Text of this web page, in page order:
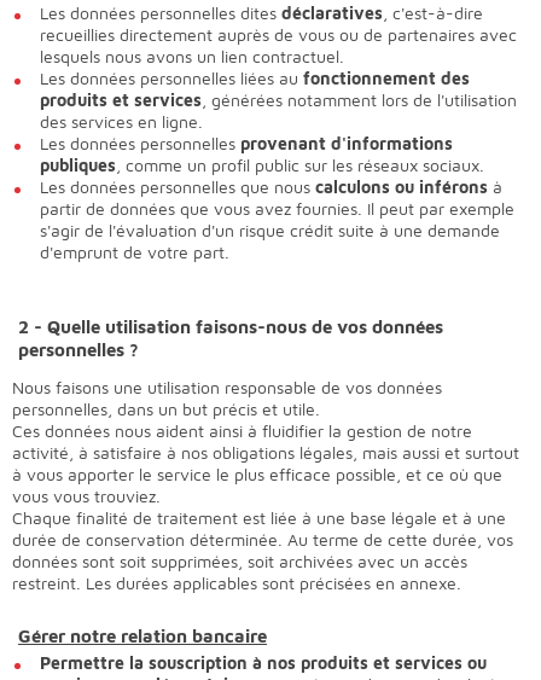
Les données personnelles dites déclaratives , c'est-à-dire
recueillies directement auprès de vous ou de partenaires avec
lesquels nous avons un lien contractuel.
Les données personnelles liées au fonctionnement des
produits et services , générées notamment lors de l'utilisation
des services en ligne.
Les données personnelles provenant d'informations
publiques , comme un profil public sur les réseaux sociaux.
Les données personnelles que nous calculons ou inférons à
partir de données que vous avez fournies. Il peut par exemple
s'agir de l'évaluation d'un risque crédit suite à une demande
d'emprunt de votre part.
2 - Quelle utilisation faisons-nous de vos données
personnelles ?
Nous faisons une utilisation responsable de vos données
personnelles, dans un but précis et utile.
Ces données nous aident ainsi à fluidifier la gestion de notre
activité, à satisfaire à nos obligations légales, mais aussi et surtout
à vous apporter le service le plus efficace possible, et ce où que
vous vous trouviez.
Chaque finalité de traitement est liée à une base légale et à une
durée de conservation déterminée. Au terme de cette durée, vos
données sont soit supprimées, soit archivées avec un accès
restreint. Les durées applicables sont précisées en annexe.
Gérer notre relation bancaire
Permettre la souscription à nos produits et services ou